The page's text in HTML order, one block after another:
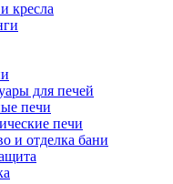
кресла
для печей
печи
печи
и отделка бани